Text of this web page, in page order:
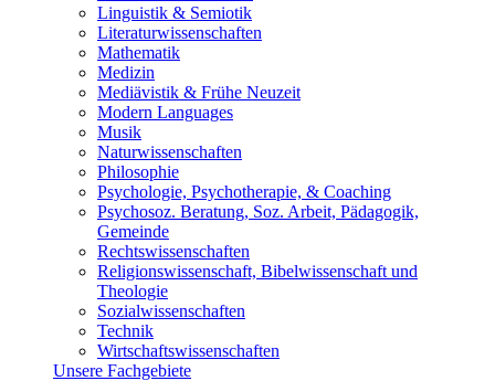
Linguistik & Semiotik
Literaturwissenschaften
Mathematik
Medizin
Mediävistik & Frühe Neuzeit
Modern Languages
Musik
Naturwissenschaften
Philosophie
Psychologie, Psychotherapie, & Coaching
Psychosoz. Beratung, Soz. Arbeit, Pädagogik,
Gemeinde
Rechtswissenschaften
Religionswissenschaft, Bibelwissenschaft und
Theologie
Sozialwissenschaften
Technik
Wirtschaftswissenschaften
Unsere Fachgebiete